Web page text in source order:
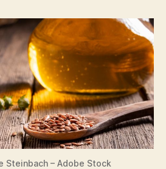
Steinbach – Adobe Stock